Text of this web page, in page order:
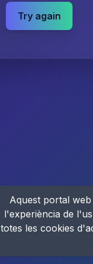
Try again
Aquest portal
l'experiència de
totes les cookies